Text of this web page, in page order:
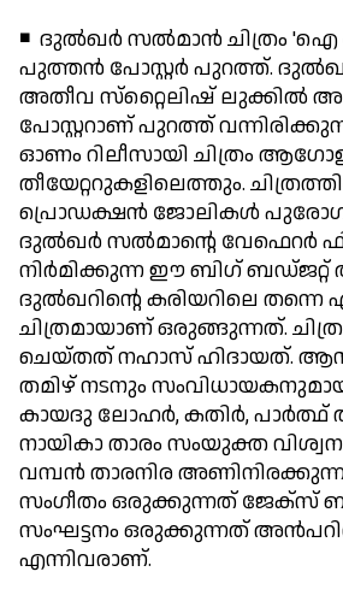
◾ ദുല്‍ഖര്‍ സല്‍മാന്‍ ചിത്രം 'ഐ
പുത്തന്‍ പോസ്റ്റര്‍ പുറത്ത്.
അതീവ സ്‌റ്റൈലിഷ് ലുക്കില്‍
പോസ്റ്ററാണ് പുറത്ത്
ഓണം റിലീസായി ചിത്രം
തീയേറ്ററുകളിലെത്തും.
പ്രൊഡക്ഷന്‍ ജോലികള്‍
ദുല്‍ഖര്‍ സല്‍മാന്റെ വേഫെറര്‍
നിര്‍മിക്കുന്ന ഈ ബിഗ് ബഡ്ജറ്റ്
ദുല്‍ഖറിന്റെ കരിയറിലെ തന്നെ
ചിത്രമായാണ് ഒരുങ്ങുന്നത്.
ചെയ്തത് നഹാസ് ഹിദായത്.
തമിഴ് നടനും
കായദു ലോഹര്‍, കതിര്‍, പാര്‍ത്ഥ്
നായികാ താരം സംയുക്ത
വമ്പന്‍ താരനിര അണിനിരക്കുന്ന
സംഗീതം ഒരുക്കുന്നത് ജേക്‌സ്
സംഘട്ടനം ഒരുക്കുന്നത്
എന്നിവരാണ്.